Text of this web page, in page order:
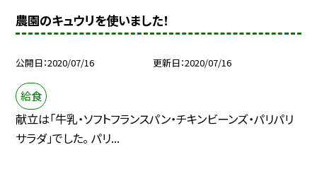
農園のキュウリを使いました！
公開日 2020/07/16 更新日 2020/07/16
給食
献立は「牛乳・ソフトフランスパン・チキンビーンズ・パリパリ
サラダ」でした。 パリ...